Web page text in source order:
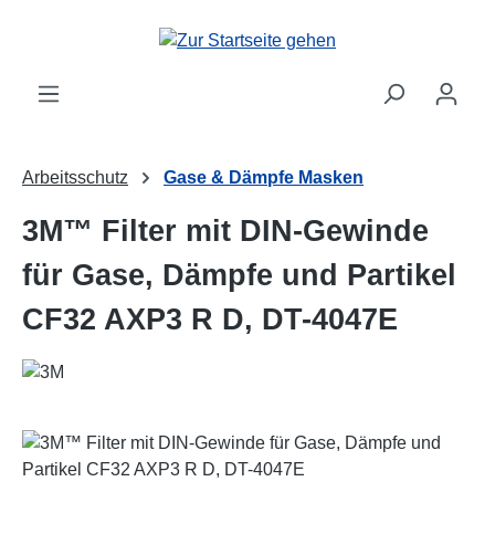
Zum Hauptinhalt springen
Arbeitsschutz Gase & Dämpfe Masken
3M™ Filter mit DIN-Gewinde
für Gase, Dämpfe und Partikel
CF32 AXP3 R D, DT-4047E
Bildergalerie überspringen